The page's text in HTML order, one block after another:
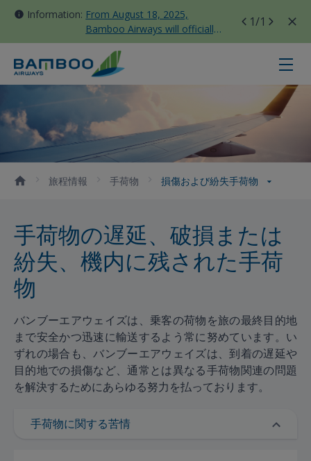
Information: From August 18, 2025,
Bamboo Airways will officially
move all domestic flights to
Tan Son Nhat Terminal T3
1/1
損傷および紛失手荷物 - Bamboo
旅程情報 手荷物 損傷および紛失手荷物
手荷物の遅延、破損または
紛失、機内に残された手荷
物
バンブーエアウェイズは、乗客の荷物を旅の最終目的地
まで安全かつ迅速に輸送するよう常に努めています。い
ずれの場合も、バンブーエアウェイズは、到着の遅延や
目的地での損傷など、通常とは異なる手荷物関連の問題
を解決するためにあらゆる努力を払っております。
手荷物に関する苦情